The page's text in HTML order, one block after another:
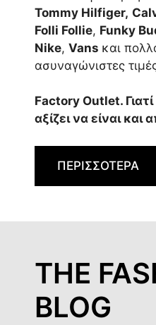
Tommy Hilfiger,
Folli Follie, Funky
Nike, Vans και
ασυναγώνιστες
Factory Outlet.
αξίζει να είναι και
ΠΕΡΙΣΣΟΤΕΡΑ
THE
BLOG